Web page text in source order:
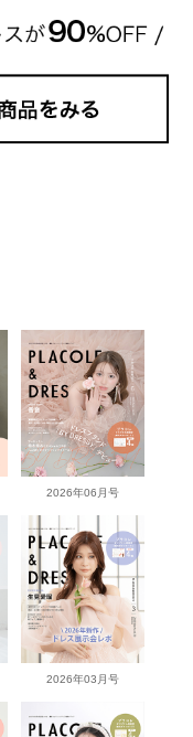
2026年06月号
2026年03月号